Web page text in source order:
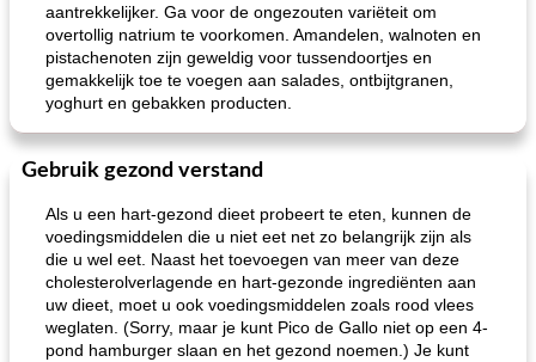
aantrekkelijker. Ga voor de ongezouten variëteit om
overtollig natrium te voorkomen. Amandelen, walnoten en
pistachenoten zijn geweldig voor tussendoortjes en
gemakkelijk toe te voegen aan salades, ontbijtgranen,
yoghurt en gebakken producten.
Gebruik gezond verstand
Als u een hart-gezond dieet probeert te eten, kunnen de
voedingsmiddelen die u niet eet net zo belangrijk zijn als
die u wel eet. Naast het toevoegen van meer van deze
cholesterolverlagende en hart-gezonde ingrediënten aan
uw dieet, moet u ook voedingsmiddelen zoals rood vlees
weglaten. (Sorry, maar je kunt Pico de Gallo niet op een 4-
pond hamburger slaan en het gezond noemen.) Je kunt